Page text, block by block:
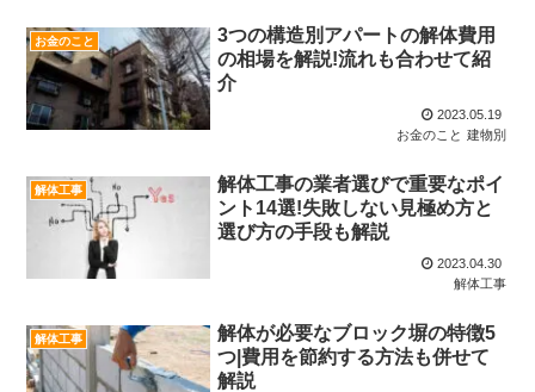
お金のこと
3つの構造別アパートの解体費用
の相場を解説!流れも合わせて紹
介
2023.05.19
お金のこと 建物別
解体工事
解体工事の業者選びで重要なポイ
ント14選!失敗しない見極め方と
選び方の手段も解説
2023.04.30
解体工事
解体工事
解体が必要なブロック塀の特徴5
つ|費用を節約する方法も併せて
解説